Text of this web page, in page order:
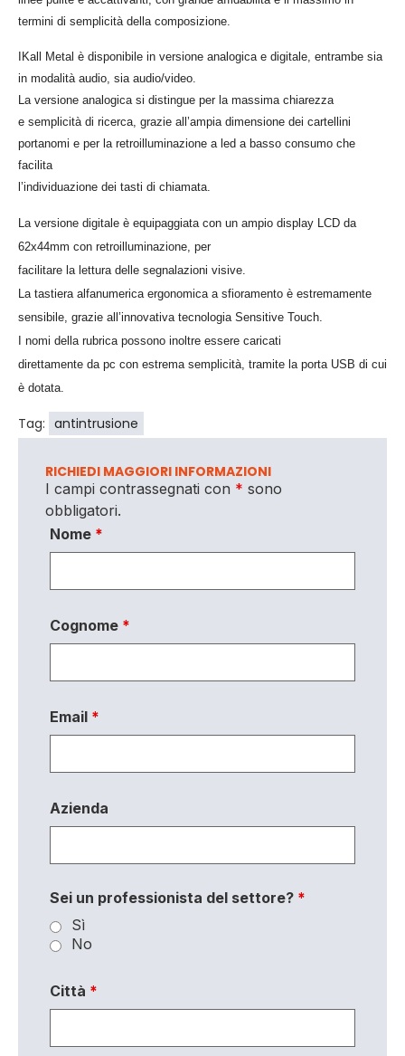
termini di semplicità della composizione.
IKall Metal è disponibile in versione analogica e digitale, entrambe sia
in modalità audio, sia audio/video.
La versione analogica si distingue per la massima chiarezza
e semplicità di ricerca, grazie all’ampia dimensione dei cartellini
portanomi e per la retroilluminazione a led a basso consumo che
facilita
l’individuazione dei tasti di chiamata.
La versione digitale è equipaggiata con un ampio display LCD da
62x44mm con retroilluminazione, per
facilitare la lettura delle segnalazioni visive.
La tastiera alfanumerica ergonomica a sfioramento è estremamente
sensibile, grazie all’innovativa tecnologia Sensitive Touch.
I nomi della rubrica possono inoltre essere caricati
direttamente da pc con estrema semplicità, tramite la porta USB di cui
è dotata.
Tag: antintrusione
RICHIEDI MAGGIORI INFORMAZIONI
I campi contrassegnati con * sono
obbligatori.
Nome *
Cognome *
Email *
Azienda
Sei un professionista del settore? *
Sì
No
Città *